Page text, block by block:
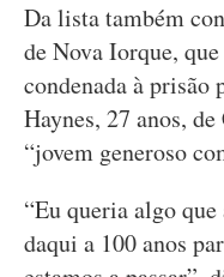
Da lista também
de Nova Iorque,
condenada à prisão
Haynes, 27 anos,
“jovem generoso
“Eu queria algo que
daqui a 100 anos